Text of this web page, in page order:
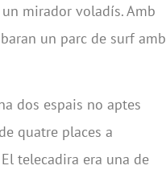
mirador voladís. Amb
un parc de surf amb
dos espais no aptes
quatre places a
telecadira era una de